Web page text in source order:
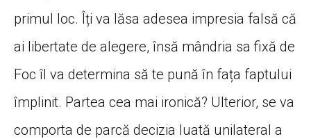
primul loc. Îți va lăsa adesea impresia falsă că
ai libertate de alegere, însă mândria sa fixă de
Foc îl va determina să te pună în fața faptului
împlinit. Partea cea mai ironică? Ulterior, se va
comporta de parcă decizia luată unilateral a